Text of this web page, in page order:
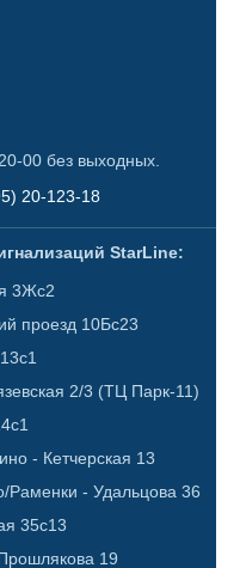
00 без выходных.
20-123-18
StarLine:
3Жс2
проезд 10Бс23
2/3 (ТЦ Парк-11)
- Кетчерская 13
Раменки - Удальцова 36
35с13
19